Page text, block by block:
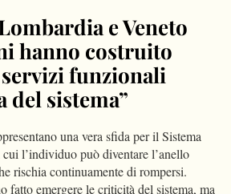
e Veneto
hanno costruito
funzionali
del sistema”
una vera sfida per il Sistema
l’individuo può diventare l’anello
rischia continuamente di rompersi.
fatto emergere le criticità del sistema, ma